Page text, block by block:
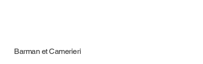
Barman et Camerieri